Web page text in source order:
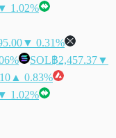
1.02%
▼ 0.31%
SOL฿2,457.37▼
▲ 0.83%
1.02%